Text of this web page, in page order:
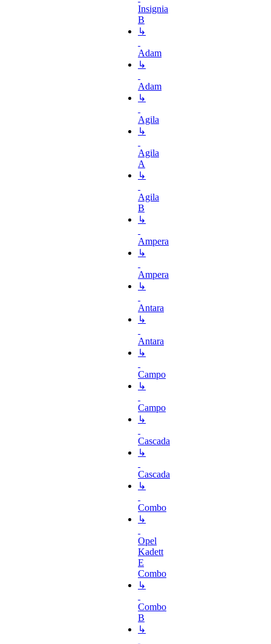
Insignia
B
↳
Adam
↳
Adam
↳
Agila
↳
Agila
A
↳
Agila
B
↳
Ampera
↳
Ampera
↳
Antara
↳
Antara
↳
Campo
↳
Campo
↳
Cascada
↳
Cascada
↳
Combo
↳
Opel
Kadett
E
Combo
↳
Combo
B
↳